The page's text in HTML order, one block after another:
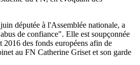
députée à l'Assemblée nationale, a
de confiance". Elle est soupçonnée
des fonds européens afin de
au FN Catherine Griset et son garde